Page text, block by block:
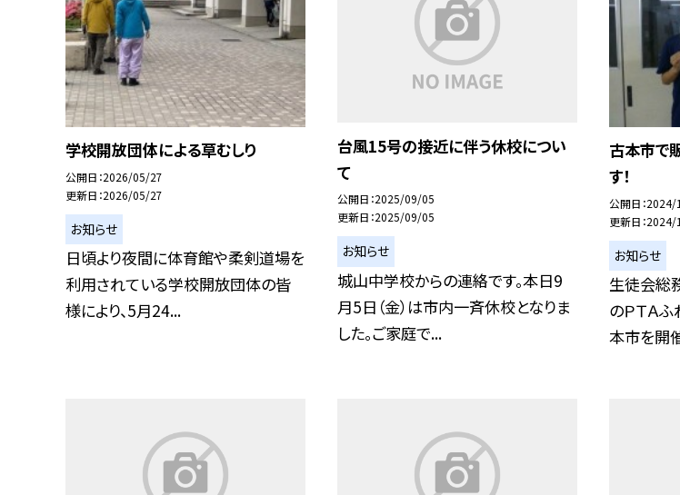
学校開放団体による草むしり
公開日 2026/05/27
更新日 2026/05/27
お知らせ
日頃より夜間に体育館や柔剣道場を
利用されている学校開放団体の皆
様により、5月24...
台風15号の接近に伴う休校につい
て
公開日 2025/09/05
更新日 2025/09/05
お知らせ
城山中学校からの連絡です。本日9
月5日（金）は市内一斉休校となりま
した。ご家庭で...
古本市で
す！
公開日 2024/
更新日 2024/
お知らせ
生徒会総
のＰＴＡ
本市を開